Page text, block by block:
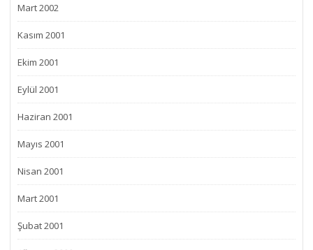
Mart 2002
Kasım 2001
Ekim 2001
Eylül 2001
Haziran 2001
Mayıs 2001
Nisan 2001
Mart 2001
Şubat 2001